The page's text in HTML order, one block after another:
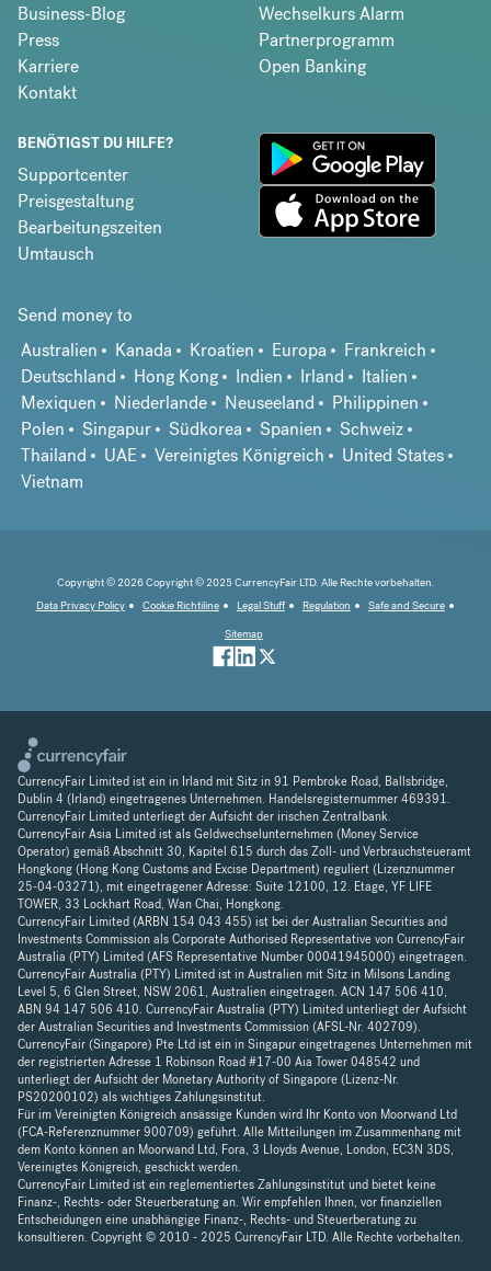
Business-Blog
Press
Karriere
Kontakt
Wechselkurs Alarm
Partnerprogramm
Open Banking
BENÖTIGST DU HILFE?
Supportcenter
Preisgestaltung
Bearbeitungszeiten
Umtausch
Send money to
Australien
Kanada Kroatien Europa
Frankreich
Deutschland
Hong Kong Indien Irland
Italien
Mexiquen
Niederlande Neuseeland
Philippinen
Polen
Singapur Südkorea Spanien
Schweiz
Thailand
UAE Vereinigtes Königreich
United States
Vietnam
Copyright © 2026 Copyright © 2025 CurrencyFair LTD. Alle Rechte vorbehalten.
Data Privacy Policy
Cookie Richtiline Legal Stuff Regulation
Safe and Secure
Sitemap
CurrencyFair Limited ist ein in Irland mit Sitz in 91 Pembroke Road, Ballsbridge,
Dublin 4 (Irland) eingetragenes Unternehmen. Handelsregisternummer 469391.
CurrencyFair Limited unterliegt der Aufsicht der irischen Zentralbank.
CurrencyFair Asia Limited ist als Geldwechselunternehmen (Money Service
Operator) gemäß Abschnitt 30, Kapitel 615 durch das Zoll- und Verbrauchsteueramt
Hongkong (Hong Kong Customs and Excise Department) reguliert (Lizenznummer
25-04-03271), mit eingetragener Adresse: Suite 12100, 12. Etage, YF LIFE
TOWER, 33 Lockhart Road, Wan Chai, Hongkong.
CurrencyFair Limited (ARBN 154 043 455) ist bei der Australian Securities and
Investments Commission als Corporate Authorised Representative von CurrencyFair
Australia (PTY) Limited (AFS Representative Number 00041945000) eingetragen.
CurrencyFair Australia (PTY) Limited ist in Australien mit Sitz in Milsons Landing
Level 5, 6 Glen Street, NSW 2061, Australien eingetragen. ACN 147 506 410,
ABN 94 147 506 410. CurrencyFair Australia (PTY) Limited unterliegt der Aufsicht
der Australian Securities and Investments Commission (AFSL-Nr. 402709).
CurrencyFair (Singapore) Pte Ltd ist ein in Singapur eingetragenes Unternehmen mit
der registrierten Adresse 1 Robinson Road #17-00 Aia Tower 048542 und
unterliegt der Aufsicht der Monetary Authority of Singapore (Lizenz-Nr.
PS20200102) als wichtiges Zahlungsinstitut.
Für im Vereinigten Königreich ansässige Kunden wird Ihr Konto von Moorwand Ltd
(FCA-Referenznummer 900709) geführt. Alle Mitteilungen im Zusammenhang mit
dem Konto können an Moorwand Ltd, Fora, 3 Lloyds Avenue, London, EC3N 3DS,
Vereinigtes Königreich, geschickt werden.
CurrencyFair Limited ist ein reglementiertes Zahlungsinstitut und bietet keine
Finanz-, Rechts- oder Steuerberatung an. Wir empfehlen Ihnen, vor finanziellen
Entscheidungen eine unabhängige Finanz-, Rechts- und Steuerberatung zu
konsultieren. Copyright © 2010 - 2025 CurrencyFair LTD. Alle Rechte vorbehalten.